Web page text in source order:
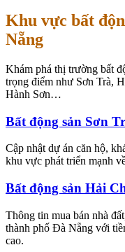
Khu vực bất
Nẵng
Khám phá thị trường bất
trọng điểm như Sơn Trà,
Hành Sơn…
Bất động sản Sơn
Cập nhật dự án căn hộ,
khu vực phát triển mạnh
Bất động sản Hải
Thông tin mua bán nhà
thành phố Đà Nẵng với
cao.